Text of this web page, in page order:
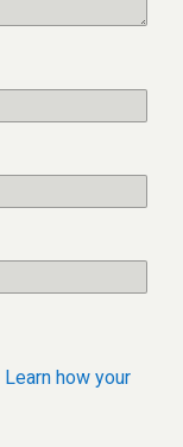
Learn how your